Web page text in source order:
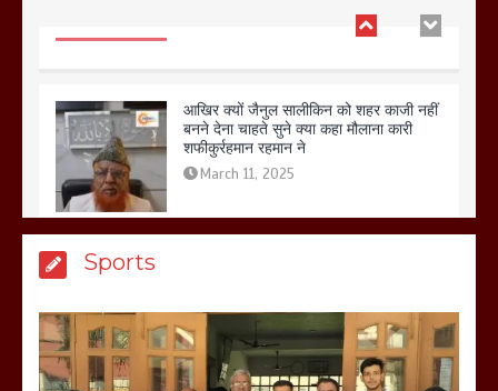
March 11, 2025
Sports